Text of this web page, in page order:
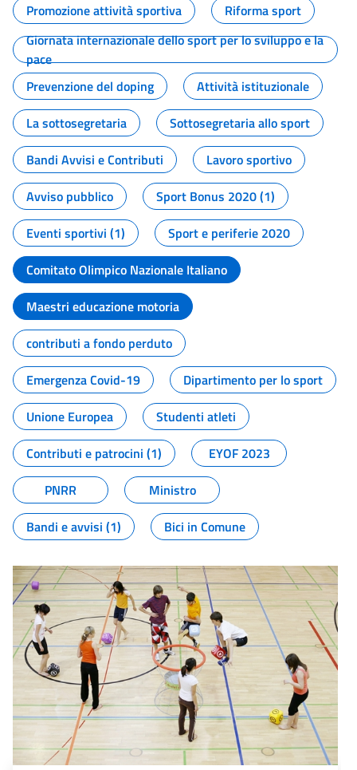
Promozione attività sportiva
Riforma sport
Giornata internazionale dello sport per lo sviluppo e la
pace
Prevenzione del doping
Attività istituzionale
La sottosegretaria
Sottosegretaria allo sport
Bandi Avvisi e Contributi
Lavoro sportivo
Avviso pubblico
Sport Bonus 2020 (1)
Eventi sportivi (1)
Sport e periferie 2020
Comitato Olimpico Nazionale Italiano
Maestri educazione motoria
contributi a fondo perduto
Emergenza Covid-19
Dipartimento per lo sport
Unione Europea
Studenti atleti
Contributi e patrocini (1)
EYOF 2023
PNRR
Ministro
Bandi e avvisi (1)
Bici in Comune